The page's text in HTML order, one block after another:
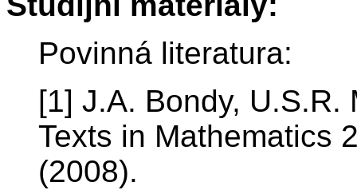
Povinná literatura:
[1] J.A. Bondy, U.S.R.
Texts in Mathematics
(2008).